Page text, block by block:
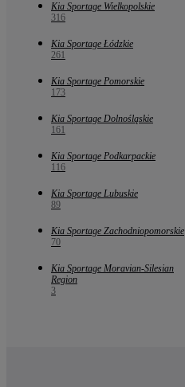
Kia Sportage Wielkopolskie
316
Kia Sportage Łódzkie
261
Kia Sportage Pomorskie
173
Kia Sportage Dolnośląskie
161
Kia Sportage Podkarpackie
116
Kia Sportage Lubuskie
89
Kia Sportage Zachodniopomorskie
70
Kia Sportage Moravian-Silesian
Region
3